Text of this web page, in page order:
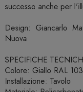
successo anche per
Design: Giancarlo
Nuova
SPECIFICHE
Colore: Giallo RAL
Installazione: Tavolo